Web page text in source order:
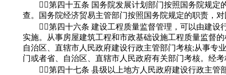
第四十五条 国务院发展计划部门按照国务院规定
查。国务院经济贸易主管部门按照国务院规定的职责，
第四十六条 建设工程质量监督管理，可以由建设
实施。从事房屋建筑工程和市政基础设施工程质量监督
自治区、直辖市人民政府建设行政主管部门考核;从事专
门或者省、自治区、直辖市人民政府有关部门考核。经
第四十七条 县级以上地方人民政府建设行政主管